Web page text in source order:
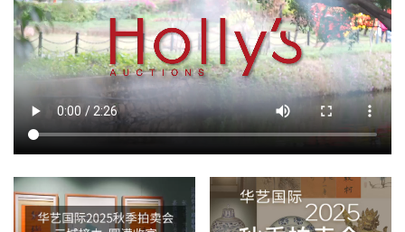
服务指南
新闻中心
关于我们